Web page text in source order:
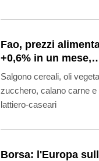
Fao, prezzi
+0,6% in un mese,
impattano caldo e
Salgono cereali, oli
zucchero, calano carne e
lattiero-caseari
Borsa: l'Europa